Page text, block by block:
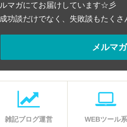
ルマガにてお届けしています☆彡
成功談だけでなく、失敗談もたく
メルマ
雑記ブログ運営 WEBツール系